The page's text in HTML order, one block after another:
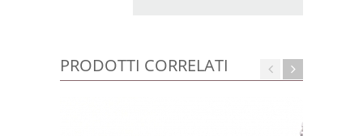
PRODOTTI CORRELATI